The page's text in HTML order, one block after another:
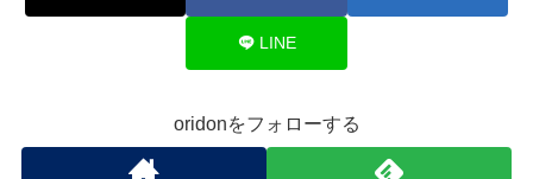
LINE
oridonをフォローする